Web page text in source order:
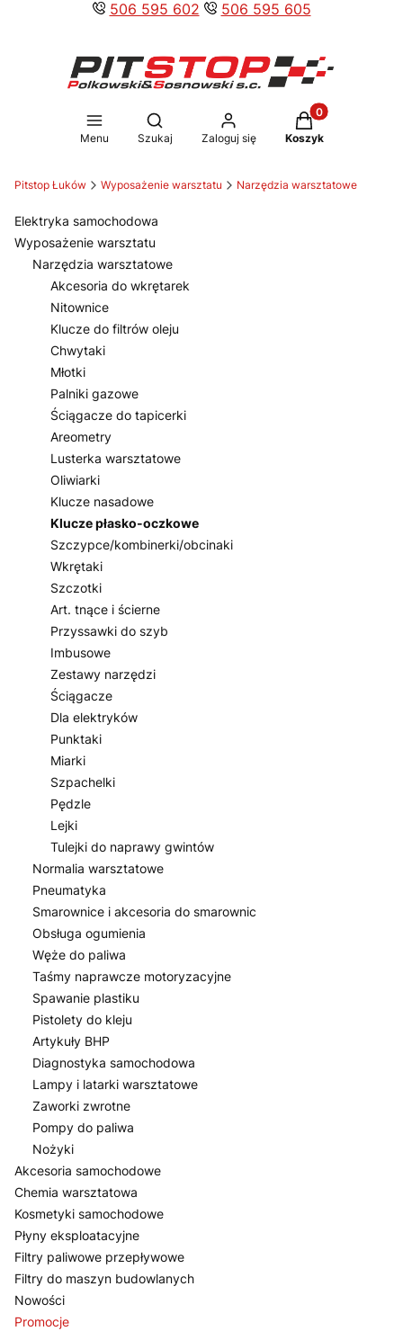
506 595 602 506 595 605
Menu
Otwórz wyszukiwarkę
Szukaj Zaloguj się
Produkty w
Koszyk
Pitstop Łuków Wyposażenie warsztatu Narzędzia warsztatowe
Elektryka samochodowa
Wyposażenie warsztatu
Narzędzia warsztatowe
Akcesoria do wkrętarek
Nitownice
Klucze do filtrów oleju
Chwytaki
Młotki
Palniki gazowe
Ściągacze do tapicerki
Areometry
Lusterka warsztatowe
Oliwiarki
Klucze nasadowe
Klucze płasko-oczkowe
Szczypce/kombinerki/obcinaki
Wkrętaki
Szczotki
Art. tnące i ścierne
Przyssawki do szyb
Imbusowe
Zestawy narzędzi
Ściągacze
Dla elektryków
Punktaki
Miarki
Szpachelki
Pędzle
Lejki
Tulejki do naprawy gwintów
Normalia warsztatowe
Pneumatyka
Smarownice i akcesoria do smarownic
Obsługa ogumienia
Węże do paliwa
Taśmy naprawcze motoryzacyjne
Spawanie plastiku
Pistolety do kleju
Artykuły BHP
Diagnostyka samochodowa
Lampy i latarki warsztatowe
Zaworki zwrotne
Pompy do paliwa
Nożyki
Akcesoria samochodowe
Chemia warsztatowa
Kosmetyki samochodowe
Płyny eksploatacyjne
Filtry paliwowe przepływowe
Filtry do maszyn budowlanych
Nowości
Promocje